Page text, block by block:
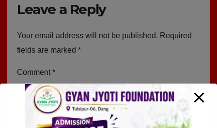
Leave a Reply
Your email address will not be published. Required
fields are marked *
Comment *